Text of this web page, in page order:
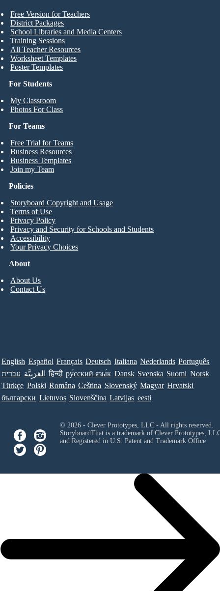
For Students
My Classroom
Photos For Class
Free Version for Teachers
District Packages
School Libraries and Media Centers
Training Sessions
All Teacher Resources
Worksheet Templates
Poster Templates
For Teams
Free Trial for Teams
Business Resources
Business Templates
Join my Team
About
About Us
Contact Us
Policies
Storyboard Copyright and Usage
Terms of Use
Privacy Policy
Privacy and Security for Schools and Students
Accessibility
Your Privacy Choices
English Español Français Deutsch Italiana Nederlands Português
עברית العَرَبِيَّة हिन्दी ру́сский язы́к Dansk Svenska Suomi Norsk
Türkçe Polski Româna Ceština Slovenský Magyar Hrvatski
български Lietuvos Slovenščina Latvijas eesti
© 2026 - Clever Prototypes, LLC - All rights reserved.
StoryboardThat is a trademark of Clever Prototypes,
and Registered in U.S. Patent and Trademark Office